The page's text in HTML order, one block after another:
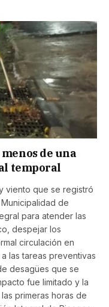
de una
temporal
viento que se registró
de
para atender las
despejar los
circulación en
las tareas preventivas
desagües que se
fue limitado y la
primeras horas de